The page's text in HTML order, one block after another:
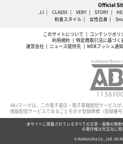
Official
JJ CLASSY. VERY STORY
和食スタイル
女性自身
このサイトについて コンテンツポリ
利用規約
特定商取引法に基づく
運営会社
ニュース提供先 WEBプッシュ通
ABJマークは、この電子書店・電子書籍配信サービス
規版配信サービスであることを示す登録商標（登録番号
本サイトに掲載されているすべての文章・画像の無
の著作権は光文社に帰
© Kobunsha Co., Ltd. All